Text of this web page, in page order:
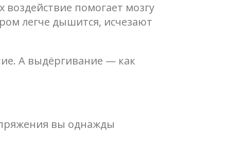
помогает мозгу
легче дышится, исчезают
А выдёргивание — как
вы однажды